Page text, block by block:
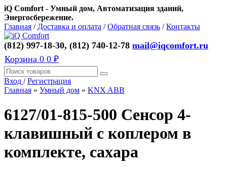
iQ Comfort - Умный дом, Автоматизация зданий,
Энергосбережение.
Главная / Доставка и оплата /Обратная связь /Контакты
(812) 997-18-30, (812) 740-12-78 mail@iqcomfort.ru
Корзина 0 0 ₽
Вход /Регистрация
Главная » Умный дом » KNX ABB
6127/01-815-500 Сенсор 4-
клавишный с коплером в
комплекте, сахара